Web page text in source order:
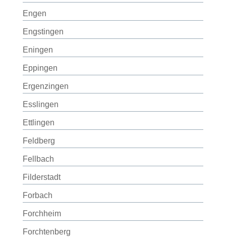
Engen
Engstingen
Eningen
Eppingen
Ergenzingen
Esslingen
Ettlingen
Feldberg
Fellbach
Filderstadt
Forbach
Forchheim
Forchtenberg